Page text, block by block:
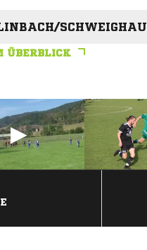
ÜBERBLICK